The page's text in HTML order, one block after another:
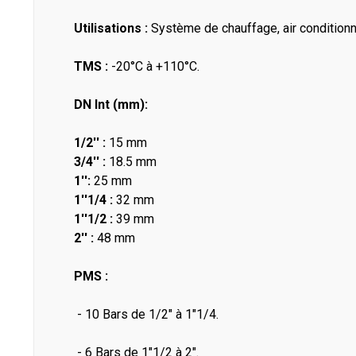
Utilisations : Système de chauffage, air
TMS : -20°C à +110°C.
DN Int (mm):
1/2'' : 15 mm
3/4'' : 18.5 mm
1'': 25 mm
1''1/4 : 32 mm
1''1/2 : 39 mm
2'' : 48 mm
PMS :
- 10 Bars de 1/2" à 1"1/4.
- 6 Bars de 1"1/2 à 2".